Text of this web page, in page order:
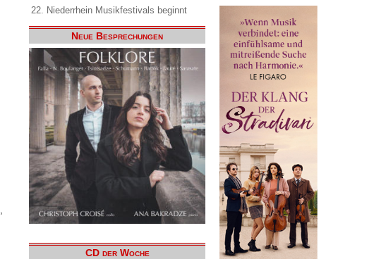
22. Niederrhein Musikfestivals beginnt
Neue Besprechungen
CD der Woche